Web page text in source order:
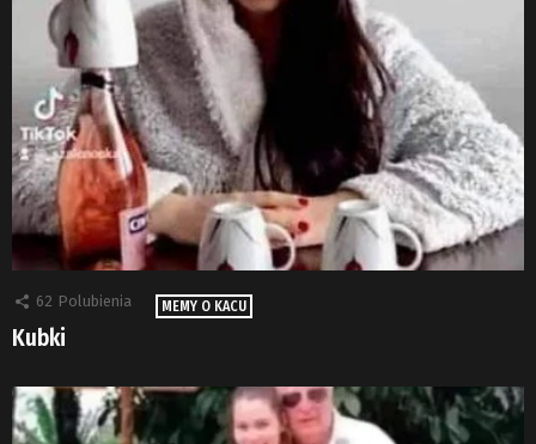
62 Polubienia MEMY O KACU
Kubki